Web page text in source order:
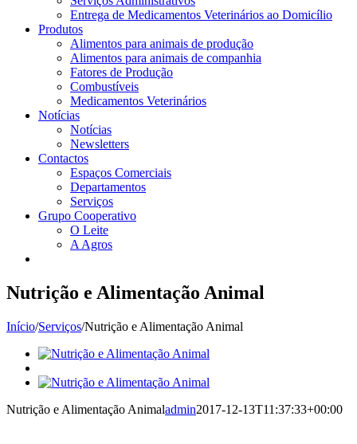
Entrega de Medicamentos Veterinários ao Domicílio
Produtos
Alimentos para animais de produção
Alimentos para animais de companhia
Fatores de Produção
Combustíveis
Medicamentos Veterinários
Notícias
Notícias
Newsletters
Contactos
Espaços Comerciais
Departamentos
Serviços
Grupo Cooperativo
O Leite
A Agros
Nutrição e Alimentação Animal
Início/Serviços/Nutrição e Alimentação Animal
View
Image
Larger
View
Image
Nutrição e Alimentação Animaladmin2017-12-13T11:37:33+00:00